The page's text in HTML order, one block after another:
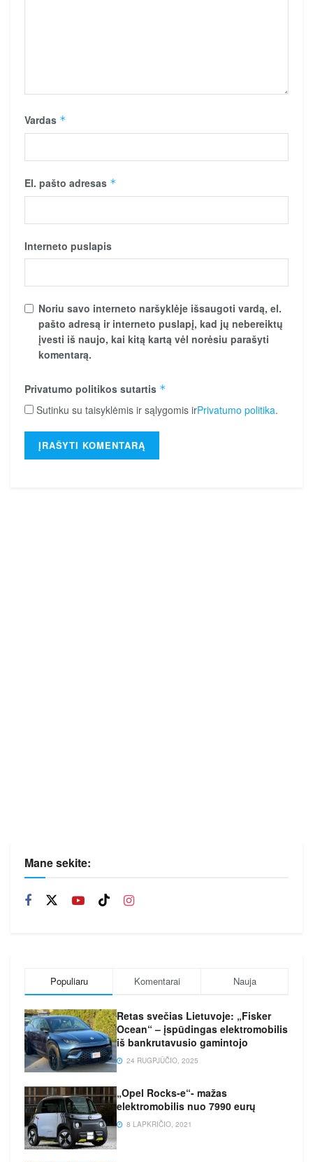
Vardas *
El. pašto adresas *
Interneto puslapis
Noriu savo interneto naršyklėje išsaugoti vardą, el.
pašto adresą ir interneto puslapį, kad jų nebereiktų
įvesti iš naujo, kai kitą kartą vėl norėsiu parašyti
komentarą.
Privatumo politikos sutartis *
Sutinku su taisyklėmis ir sąlygomis irPrivatumo politika.
Mane sekite:
Populiaru Komentarai Nauja
Retas svečias Lietuvoje: „Fisker
Ocean“ – įspūdingas elektromobilis
iš bankrutavusio gamintojo
24 RUGPJŪČIO, 2025
„Opel Rocks-e“- mažas
elektromobilis nuo 7990 eurų
8 LAPKRIČIO, 2021